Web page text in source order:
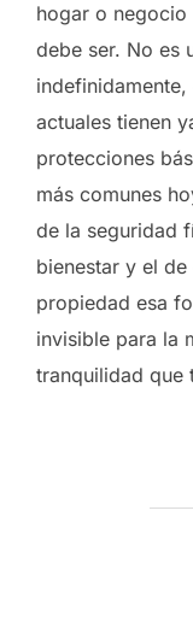
hogar o
debe ser. No es
actuales tienen
protecciones
más comunes
de la seguridad
bienestar y el
propiedad esa
invisible para la
tranquilidad que